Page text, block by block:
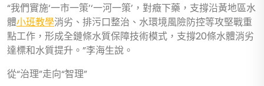
“我們實施‘一市一策’‘一河一策’，對癥下藥，支撐沿黃地區水
體小班教學消劣、排污口整治、水環境風險防控等攻堅戰重
點工作，形成全鏈條水質保障技術模式，支撐20條水體消劣
達標和水質提升。”李海生說。
從“治理”走向“智理”